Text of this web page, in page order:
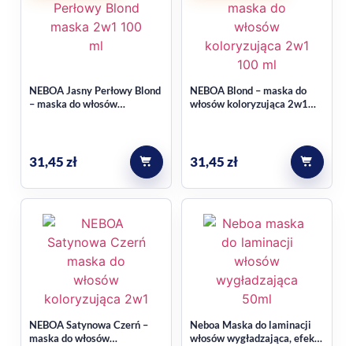
NEBOA Jasny Perłowy Blond
– maska do włosów
31,45zł
NEBOA Blond – maska do
włosów koloryzująca 2w1
31,45zł
NEBOA Satynowa Czerń –
maska do włosów
Neboa Maska do laminacji
włosów wygładzająca, efekt